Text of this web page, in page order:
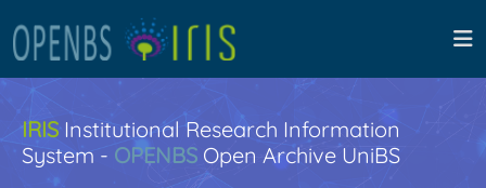
IRISInstitutional Research Information
System - OPENBS Open Archive UniBS